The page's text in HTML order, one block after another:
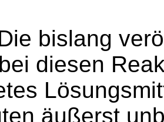
bislang
diesen
äußerst